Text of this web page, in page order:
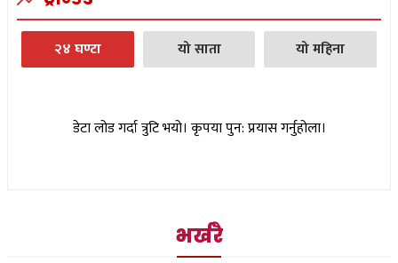
२४ घण्टा यो साता यो महिना
डेटा लोड गर्दा त्रुटि भयो। कृपया पुन: प्रयास गर्नुहोला।
भर्खरै